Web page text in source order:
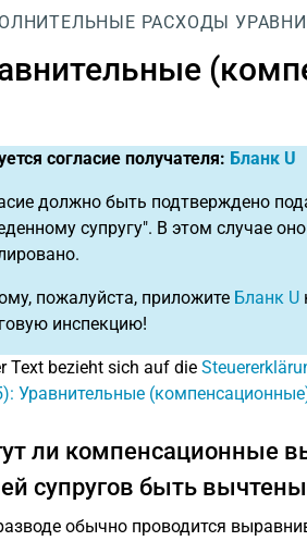
РАСХОДЫ
согласие получателя: Бланк U
должно быть подтверждено
супругу". В этом случае
пожалуйста, приложите Бланк U
инспекцию!
Text bezieht sich auf die
Уравнительные
ли компенсационные
супругов быть
обычно проводится